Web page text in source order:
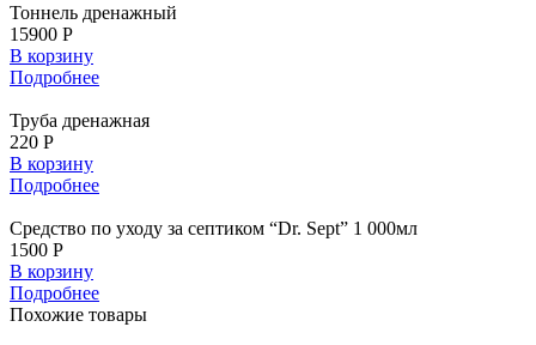
Тоннель дренажный
15900 Р
В корзину
Подробнее
Труба дренажная
220 Р
В корзину
Подробнее
Средство по уходу за септиком “Dr. Sept” 1 000мл
1500 Р
В корзину
Подробнее
Похожие товары